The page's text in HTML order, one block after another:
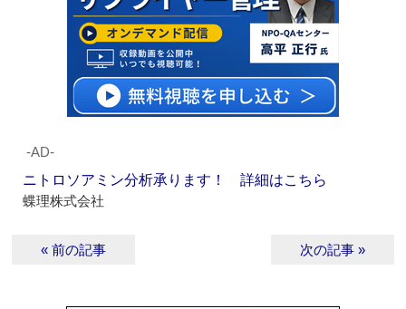
‐AD‐
ニトロソアミン分析承ります！ 詳細はこちら
蝶理株式会社
« 前の記事 次の記事 »